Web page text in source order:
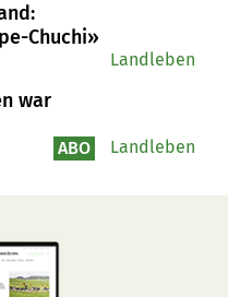
Chuchi»
Landleben
war
ABO Landleben